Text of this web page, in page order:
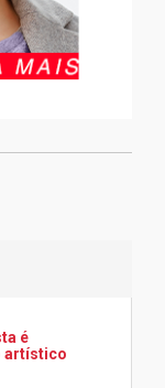
é
artístico